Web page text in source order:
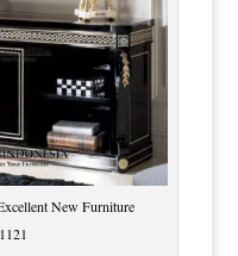
New Furniture